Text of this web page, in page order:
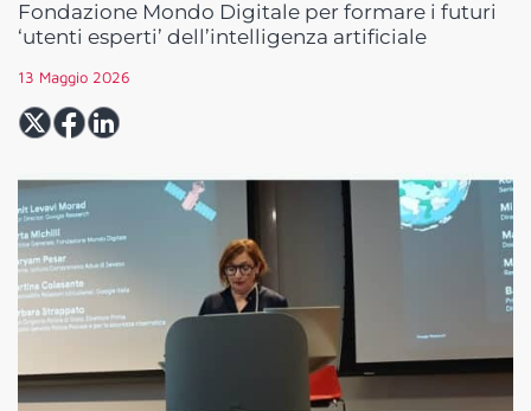
Fondazione Mondo Digitale per formare i futuri
‘utenti esperti’ dell’intelligenza artificiale
13 Maggio 2026